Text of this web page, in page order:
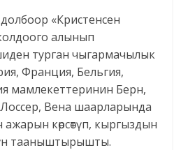
«Кристенсен
алынып
турган чыгармачылык
Франция, Бельгия,
мамлекеттеринин Берн,
Вена шаарларында
ажарын көрсөтүп, кыргыздын
тааныштырышты.